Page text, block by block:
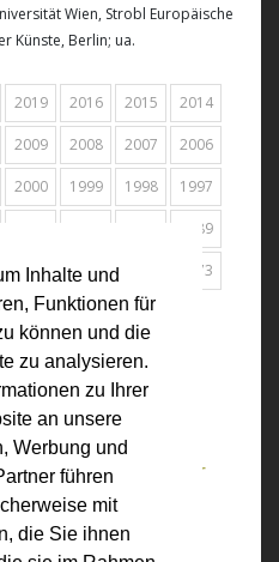
Inhalte und
Funktionen für
können und die
zu analysieren.
zu Ihrer
an unsere
Werbung und
führen
mit
die Sie ihnen
Wien, Strobl Europäische
Künste, Berlin; ua.
2019 2016 2015 2014
2009 2008 2007 2006
2000 1999 1998 1997
1989
1977 1976 1973
VALIE
Gisela Scheibmayr
zum
Frauenfilm